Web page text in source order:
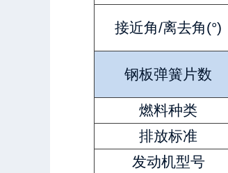
接近角/离去角(°)
钢板弹簧片数
燃料种类
排放标准
发动机型号